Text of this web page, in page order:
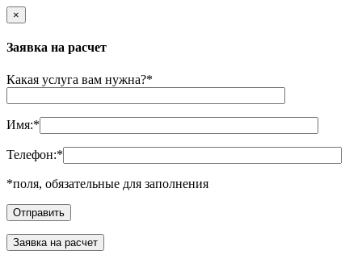
×
Заявка на расчет
Какая услуга вам нужна?*
Имя:*
Телефон:*
*поля, обязательные для заполнения
Заявка на расчет